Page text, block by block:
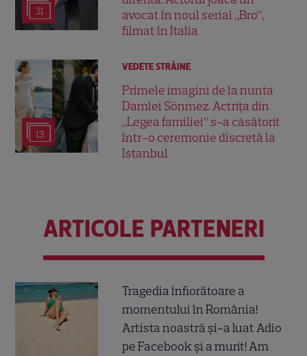
31
avocat în noul serial „Bro”,
filmat în Italia
13
VEDETE STRĂINE
Primele imagini de la nunta
Damlei Sönmez. Actrița din
„Legea familiei” s-a căsătorit
într-o ceremonie discretă la
Istanbul
ARTICOLE PARTENERI
Tragedia înfiorătoare a
momentului în România!
Artista noastră și-a luat Adio
pe Facebook și a murit! Am